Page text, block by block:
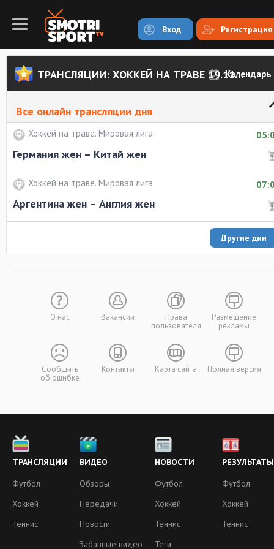
Вход Регистрация
ТРАНСЛЯЦИИ: ХОККЕЙ НА ТРАВЕ 19.11.2017
Календарь
Все онлайн трансляции дня
Хоккей на траве. Мировая лига
Германия жен – Китай жен
Хоккей на траве. Мировая лига
Аргентина жен – Англия жен
Другие дни
О нас Вакансии
Права
пользователя
Размещение
рекламы
Сообщить
об ошибке
Контакты Карта сайта Полная версия
ТРАНСЛЯЦИИ
Футбол
Хоккей
Теннис
ВИДЕО
Обзоры
Передачи
Новости
Забавные видео
НОВОСТИ
Футбол
Хоккей
Теннис
Теги
РЕЗУЛЬТАТЫ
Футбол
Хоккей
Теннис